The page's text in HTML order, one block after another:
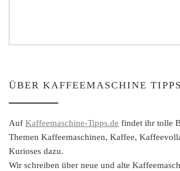
ÜBER KAFFEEMASCHINE
Auf Kaffeemaschine-Tipps.de findet ihr tolle
Themen Kaffeemaschinen, Kaffee,
Kurioses dazu.
Wir schreiben über neue und alte